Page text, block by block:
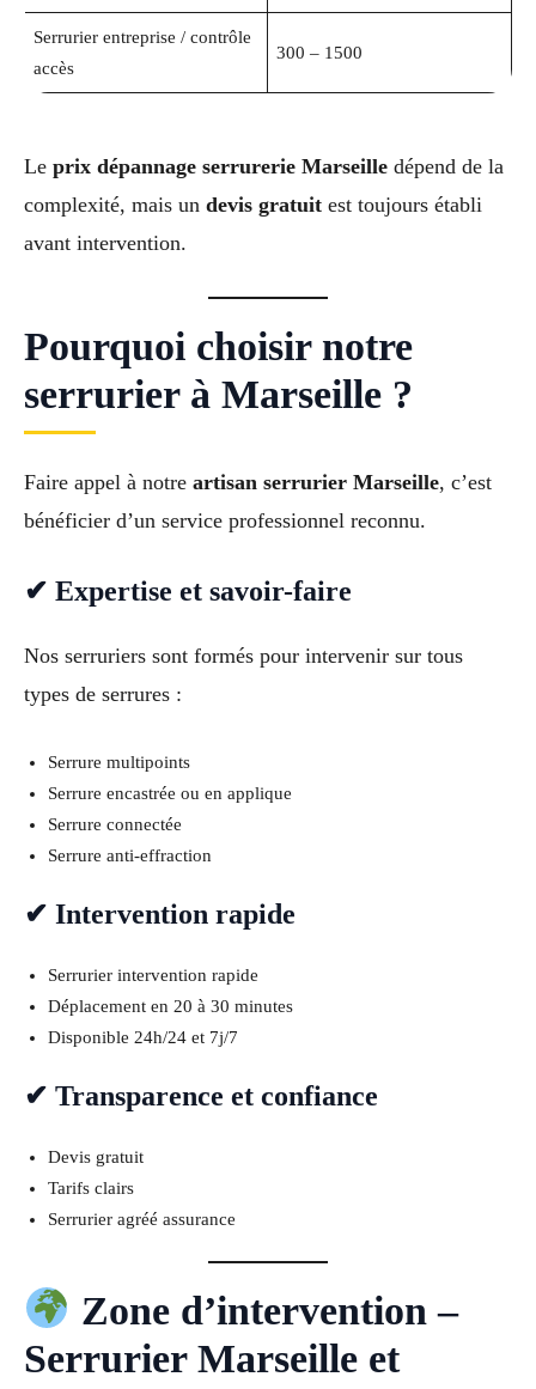
Serrurier entreprise / contrôle
accès
300 – 1500
Le prix dépannage serrurerie Marseille dépend de la
complexité, mais un devis gratuit est toujours établi
avant intervention.
Pourquoi choisir notre
serrurier à Marseille ?
Faire appel à notre artisan serrurier Marseille, c’est
bénéficier d’un service professionnel reconnu.
✔ Expertise et savoir-faire
Nos serruriers sont formés pour intervenir sur tous
types de serrures :
Serrure multipoints
Serrure encastrée ou en applique
Serrure connectée
Serrure anti-effraction
✔ Intervention rapide
Serrurier intervention rapide
Déplacement en 20 à 30 minutes
Disponible 24h/24 et 7j/7
✔ Transparence et confiance
Devis gratuit
Tarifs clairs
Serrurier agréé assurance
Zone d’intervention –
Serrurier Marseille et